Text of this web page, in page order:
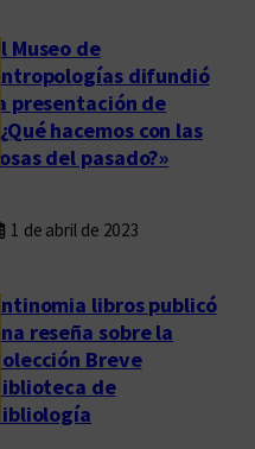
El Museo de
Antropologías difundió
la presentación de
«¿Qué hacemos con las
cosas del pasado?»
1 de abril de 2023
Antinomia libros publicó
una reseña sobre la
Colección Breve
Biblioteca de
Bibliología